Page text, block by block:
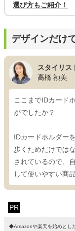
選び方もご紹介！
デザインだけ
スタイリス
高橋 禎美
ここまでIDカード
がでしたか？
IDカードホルダー
歩くためだけでは
されているので、
して使いやすい商
PR
◆Amazonや楽天を始めとし